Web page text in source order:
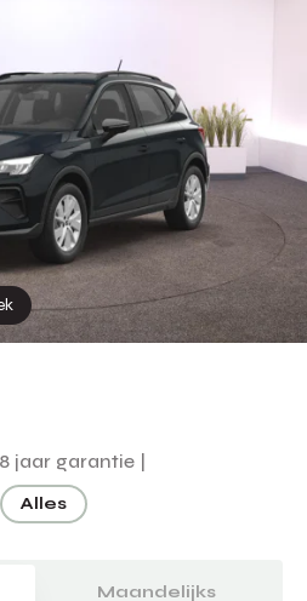
jaar garantie |
Alles
Maandelijks